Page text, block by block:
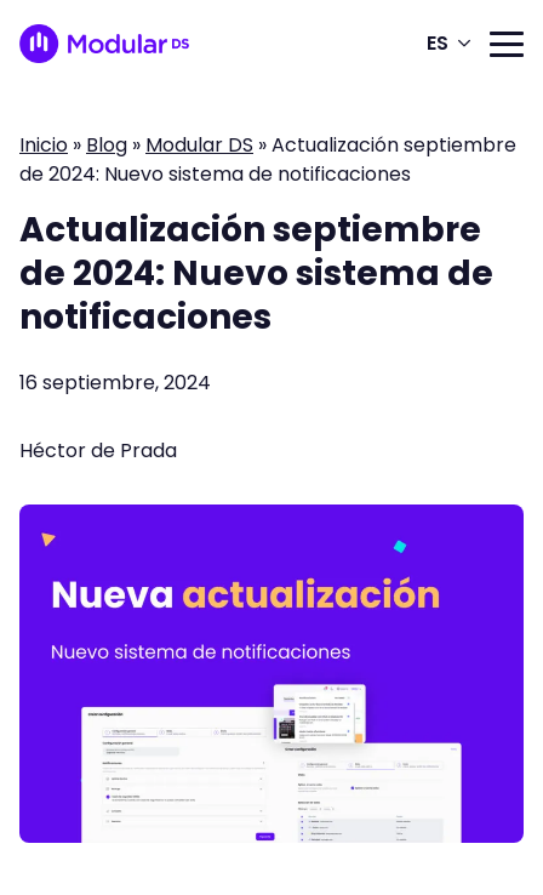
ES
Inicio » Blog » Modular DS »Actualización septiembre
de 2024: Nuevo sistema de notificaciones
Actualización septiembre
de 2024: Nuevo sistema de
notificaciones
16 septiembre, 2024
Héctor de Prada